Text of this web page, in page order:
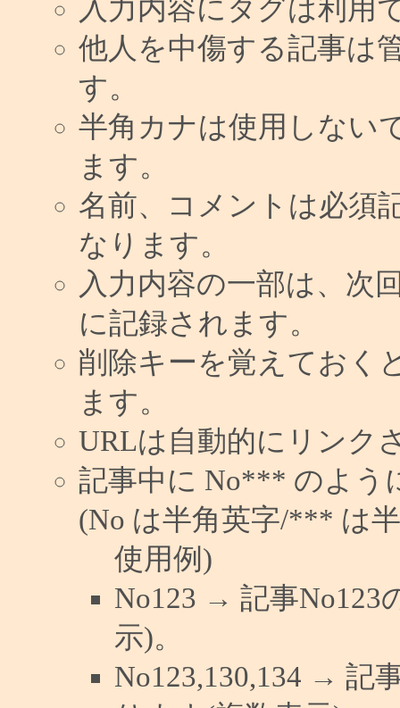
入力内容にタグは利用
他人を中傷する記事は
す。
半角カナは使用しない
ます。
名前、コメントは必須
なります。
入力内容の一部は、次
に記録されます。
削除キーを覚えておく
ます。
URLは自動的にリンク
記事中に No*** のよう
(No は半角英字/*** は
使用例)
No123 → 記事No123
示)。
No123,130,134 → 記